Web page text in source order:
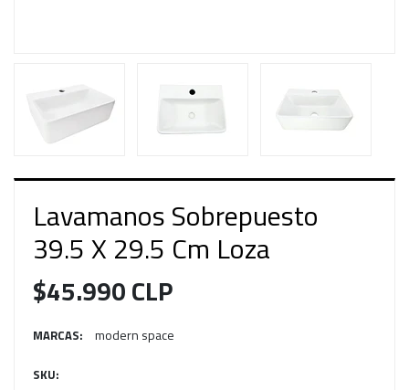
Lavamanos Sobrepuesto
39.5 X 29.5 Cm Loza
$45.990 CLP
MARCAS: modern space
SKU: